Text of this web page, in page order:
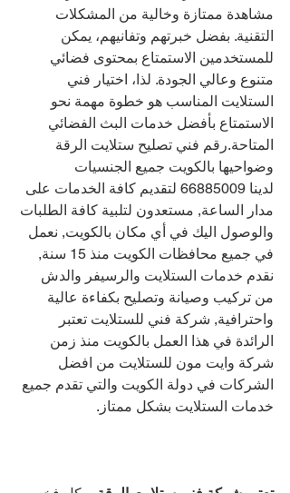
مشاهدة ممتازة وخالية من المشكلات
التقنية. بفضل خبرتهم وتفانيهم، يمكن
للمستخدمين الاستمتاع بمحتوى فضائي
متنوع وعالي الجودة. لذا، اختيار فني
الستلايت المناسب هو خطوة مهمة نحو
الاستمتاع بأفضل خدمات البث الفضائي
المتاحة.رقم فني تصليح ستلايت الرقة
وضواحيها بالكويت جميع الجنسيات
لدينا 66885009 لتقديم كافة الخدمات على
مدار الساعة, مستعدون لتلبية كافة الطلبات
والوصول اليك في أي مكان بالكويت, نعمل
في جميع محافظات الكويت منذ 15 سنة,
نقدم خدمات الستلايت والرسيفر والدش
من تركيب وصيانة وتصليح بكفاءة عالية
واحترافية, شركة فني للستلايت تعتبر
الرائدة في هذا العمل بالكويت منذ زمن
شركة وايت مون للستلايت من افضل
الشركات في دولة الكويت والتي تقدم جميع
خدمات الستلايت بشكل ممتاز.